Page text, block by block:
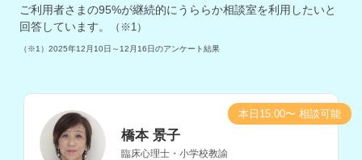
ご利用者さまの95%が継続的にうららか相談室を利用したいと
回答しています。
（※1）
（※1） 2025年12月10日～12月16日のアンケート結果
橋本 景子
臨床心理士・小学校教諭
本日15:00〜 相談可能